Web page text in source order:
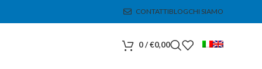
CONTATTIBLOGCHI SIAMO
0/€0,00